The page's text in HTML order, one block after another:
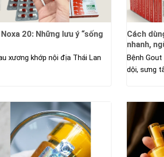
20: Những lưu ý “sống
xương khớp nội địa Thái Lan
Cách
nhanh,
Bệnh
dội, sưng